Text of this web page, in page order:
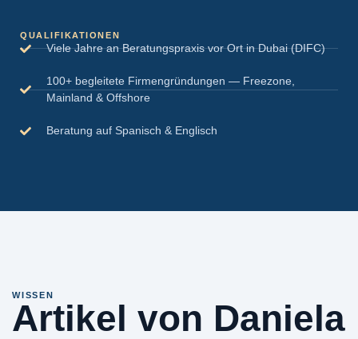
QUALIFIKATIONEN
Viele Jahre an Beratungspraxis vor Ort in Dubai (DIFC)
100+ begleitete Firmengründungen — Freezone,
Mainland & Offshore
Beratung auf Spanisch & Englisch
WISSEN
Artikel von Daniela